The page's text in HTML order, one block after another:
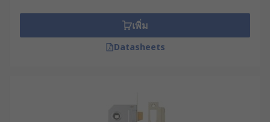
เพิ่ม
Datasheets